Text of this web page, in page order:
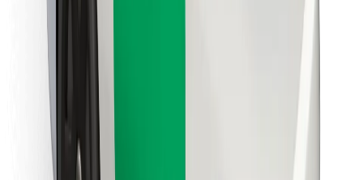
Pro cestující
Pro řidiče
Bolt Food
Pro flotilové partnery
Pro restaurace
Bolt for Business